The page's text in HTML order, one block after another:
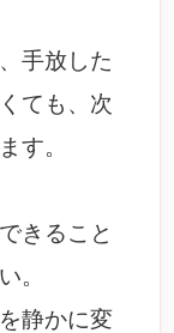
手放した
ても、次
す。
きること
。
静かに変